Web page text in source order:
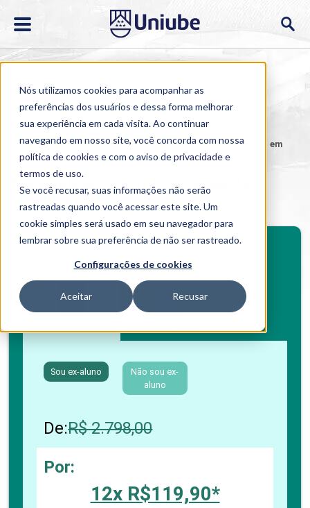
Nós utilizamos cookies para acompanhar as
preferências dos usuários e dessa forma melhorar
sua experiência em cada visita. Ao continuar
navegando em nosso site, você concorda com nossa
política de cookies e com o aviso deprivacidade e
termos de uso.
Se você recusar, suas informações não serão
rastreadas quando você acessar este site. Um
cookie simples será usado em seu navegador para
lembrar sobre sua preferência de não ser rastreado.
Configurações de cookies
Aceitar Recusar
Home > Cursos > EAD > Pós-graduação >Especialização em
Psicologia da Educação
Especialização em Psicologia da
Educação
Investimento
Boleto bancário / PIX Cartão de crédito
Sou ex-aluno
Não sou ex-
aluno
De:R$ 2.798,00
Por:
12x R$119,90*
BENEFÍCIOS
Benefícios pós-graduação